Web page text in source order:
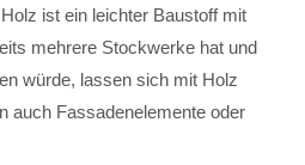
ist ein leichter Baustoff mit
mehrere Stockwerke hat und
würde, lassen sich mit Holz
auch Fassadenelemente oder